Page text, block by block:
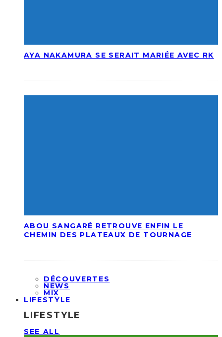
AYA NAKAMURA SE SERAIT MARIÉE AVEC RK
ABOU SANGARÉ RETROUVE ENFIN LE
CHEMIN DES PLATEAUX DE TOURNAGE
DÉCOUVERTES
NEWS
MIX
LIFESTYLE
LIFESTYLE
SEE ALL